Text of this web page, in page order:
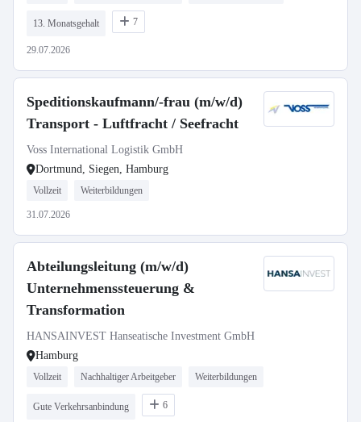
13. Monatsgehalt 7
29.07.2026
Speditionskaufmann/-frau (m/w/d)
Transport - Luftfracht / Seefracht
Voss International Logistik GmbH
Dortmund, Siegen, Hamburg
Vollzeit Weiterbildungen
31.07.2026
Abteilungsleitung (m/w/d)
Unternehmenssteuerung &
Transformation
HANSAINVEST Hanseatische Investment GmbH
Hamburg
Vollzeit Nachhaltiger Arbeitgeber Weiterbildungen
Gute Verkehrsanbindung 6